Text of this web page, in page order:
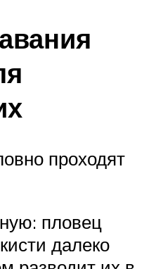
проходят
пловец
далеко